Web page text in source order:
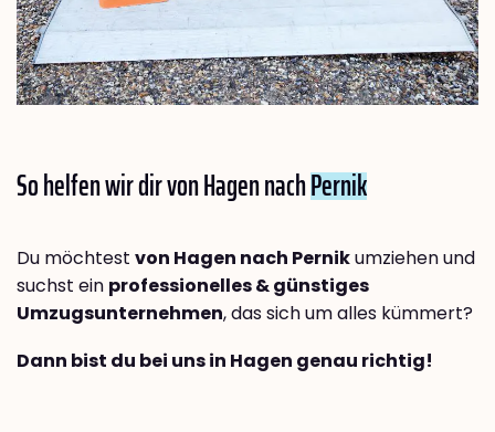
So helfen wir dir von Hagen nachPernik
Du möchtest von Hagen nach Pernikumziehen und
suchst ein professionelles & günstiges
Umzugsunternehmen, das sich um alles kümmert?
Dann bist du bei uns in Hagen genau richtig!